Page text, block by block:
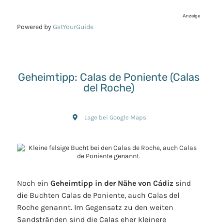
Anzeige
Powered by GetYourGuide
Geheimtipp: Calas de Poniente (Calas
del Roche)
Lage bei Google Maps
Noch ein Geheimtipp in der Nähe von Cádiz sind
die Buchten Calas de Poniente, auch Calas del
Roche genannt. Im Gegensatz zu den weiten
Sandstränden sind die Calas eher kleinere